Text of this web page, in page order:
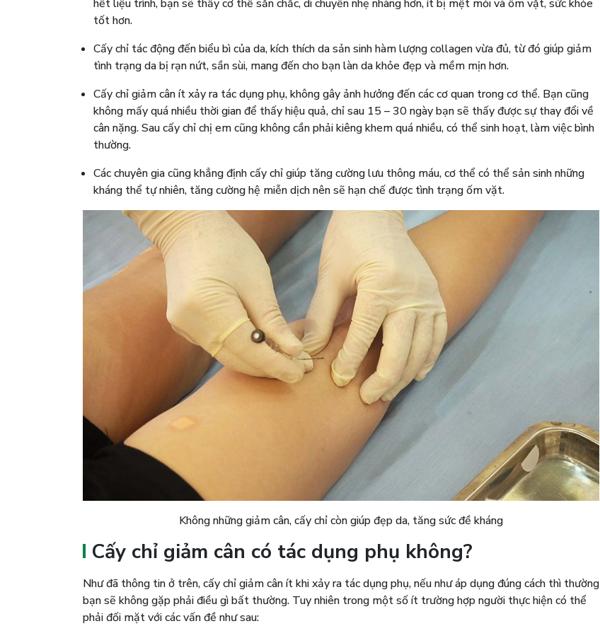
hết liệu trình, bạn sẽ thấy cơ thể săn chắc, di chuyển nhẹ nhàng hơn, ít bị mệt mỏi và ốm vặt, sức khỏe
tốt hơn.
Cấy chỉ tác động đến biểu bì của da, kích thích da sản sinh hàm lượng collagen vừa đủ, từ đó giúp giảm
tình trạng da bị rạn nứt, sần sùi, mang đến cho bạn làn da khỏe đẹp và mềm mịn hơn.
Cấy chỉ giảm cân ít xảy ra tác dụng phụ, không gây ảnh hưởng đến các cơ quan trong cơ thể. Bạn cũng
không mấy quá nhiều thời gian để thấy hiệu quả, chỉ sau 15 – 30 ngày bạn sẽ thấy được sự thay đổi về
cân nặng. Sau cấy chỉ chị em cũng không cần phải kiêng khem quá nhiều, có thể sinh hoạt, làm việc bình
thường.
Các chuyên gia cũng khẳng định cấy chỉ giúp tăng cường lưu thông máu, cơ thể có thể sản sinh những
kháng thể tự nhiên, tăng cường hệ miễn dịch nên sẽ hạn chế được tình trạng ốm vặt.
Không những giảm cân, cấy chỉ còn giúp đẹp da, tăng sức đề kháng
Cấy chỉ giảm cân có tác dụng phụ không?
Như đã thông tin ở trên, cấy chỉ giảm cân ít khi xảy ra tác dụng phụ, nếu như áp dụng đúng cách thì thường
bạn sẽ không gặp phải điều gì bất thường. Tuy nhiên trong một số ít trường hợp người thực hiện có thể
phải đối mặt với các vấn đề như sau: